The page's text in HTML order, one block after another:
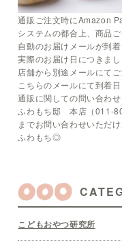
通販ご注文時にAmazon
システムの都合上、商品
自動のお届けメールが到着
実際のお届け日につきまし
店舗から別途メールにて
こちらのメールにて到着
通販に関しての問い合わ
ふわもち邸 本店（011-
までお問い合わせいただけ
ふわもち◎
こどもおやつ研究所